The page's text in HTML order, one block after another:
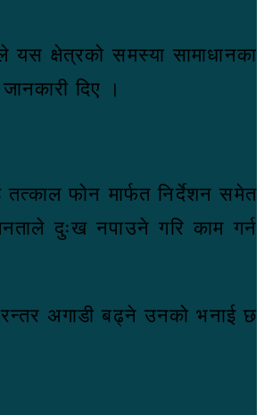
क्षेत्रको समस्या सामाधानका
दिए ।
फोन मार्फत निर्देशन समेत
दुःख नपाउने गरि काम गर्न
अगाडी बढ्ने उनको भनाई छ